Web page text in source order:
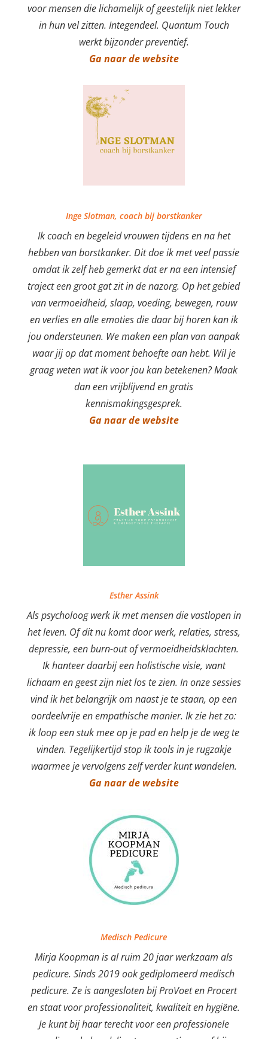
voor mensen die lichamelijk of geestelijk niet lekker
in hun vel zitten. Integendeel. Quantum Touch
werkt bijzonder preventief.
Ga naar de website
Inge Slotman, coach bij borstkanker
Ik coach en begeleid vrouwen tijdens en na het
hebben van borstkanker. Dit doe ik met veel passie
omdat ik zelf heb gemerkt dat er na een intensief
traject een groot gat zit in de nazorg. Op het gebied
van vermoeidheid, slaap, voeding, bewegen, rouw
en verlies en alle emoties die daar bij horen kan ik
jou ondersteunen. We maken een plan van aanpak
waar jij op dat moment behoefte aan hebt. Wil je
graag weten wat ik voor jou kan betekenen? Maak
dan een vrijblijvend en gratis
kennismakingsgesprek.
Ga naar de website
Esther Assink
Als psycholoog werk ik met mensen die vastlopen in
het leven. Of dit nu komt door werk, relaties, stress,
depressie, een burn-out of vermoeidheidsklachten.
Ik hanteer daarbij een holistische visie, want
lichaam en geest zijn niet los te zien. In onze sessies
vind ik het belangrijk om naast je te staan, op een
oordeelvrije en empathische manier. Ik zie het zo:
ik loop een stuk mee op je pad en help je de weg te
vinden. Tegelijkertijd stop ik tools in je rugzakje
waarmee je vervolgens zelf verder kunt wandelen.
Ga naar de website
Medisch Pedicure
Mirja Koopman is al ruim 20 jaar werkzaam als
pedicure. Sinds 2019 ook gediplomeerd medisch
pedicure. Ze is aangesloten bij ProVoet en Procert
en staat voor professionaliteit, kwaliteit en hygiëne.
Je kunt bij haar terecht voor een professionele